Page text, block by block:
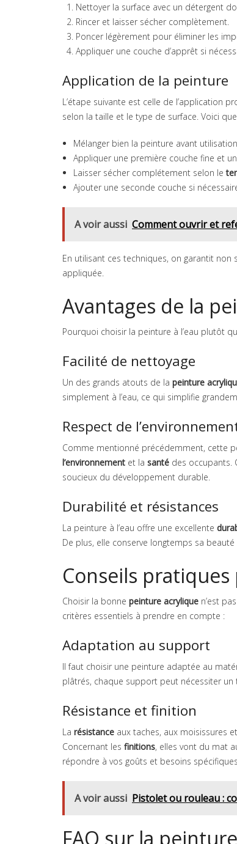
Nettoyer la surface avec un détergent
Rincer et laisser sécher complètement.
Poncer légèrement pour éliminer les
Appliquer une couche d’apprêt si
Application de la peinture
L’étape suivante est celle de l’application
selon la taille et le type de surface. Voici
Mélanger bien la peinture avant
Appliquer une première couche fine et
Laisser sécher complétement selon le
Ajouter une seconde couche si
A voir aussi Comment ouvrir et
En utilisant ces techniques, on garantit
appliquée.
Avantages de la
Pourquoi choisir la peinture à l’eau plutôt
Facilité de nettoyage
Un des grands atouts de la peinture
simplement à l’eau, ce qui simplifie
Respect de
Comme mentionné précédemment, cette
l’environnement et la santé des occupants.
soucieux du développement durable.
Durabilité et résistances
La peinture à l’eau offre une excellente
De plus, elle conserve longtemps sa
Conseils
Choisir la bonne peinture acrylique n’est
critères essentiels à prendre en compte :
Adaptation au support
Il faut choisir une peinture adaptée au
plâtrés, chaque support peut nécessiter
Résistance et finition
La résistance aux taches, aux moisissures
Concernant les finitions, elles vont du mat
répondre à vos goûts et besoins
A voir aussi Pistolet ou rouleau :
FAQ sur la peinture